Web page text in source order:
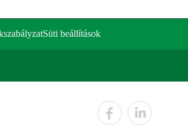
Süti beállítások